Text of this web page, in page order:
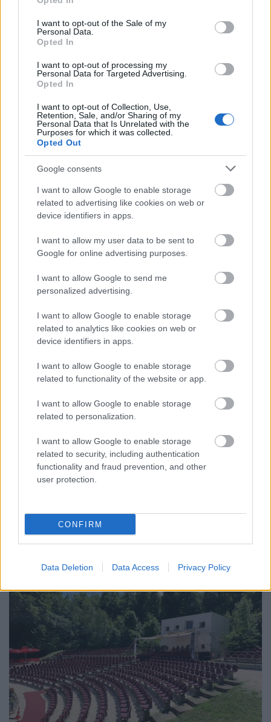
use your data for below specified purposes in below Google
consent section.
I want to opt-out of the Sale of my
Personal Data.
Opted In
I want to opt-out of processing my
Personal Data for Targeted Advertising.
Opted In
I want to opt-out of Collection, Use,
Retention, Sale, and/or Sharing of my
Personal Data that Is Unrelated with the
Purposes for which it was collected.
Opted Out
Google consents
I want to allow Google to enable storage
related to advertising like cookies on web or
device identifiers in apps.
I want to allow my user data to be sent to
Google for online advertising purposes.
I want to allow Google to send me
personalized advertising.
I want to allow Google to enable storage
related to analytics like cookies on web or
device identifiers in apps.
I want to allow Google to enable storage
related to functionality of the website or app.
I want to allow Google to enable storage
related to personalization.
I want to allow Google to enable storage
related to security, including authentication
functionality and fraud prevention, and other
user protection.
CONFIRM
Data Deletion Data Access Privacy Policy
TáncPark - Nyáresti táncélmény
élőben
mtothorsi•2020. június 24.
táncok júliusban Buda legnagyobb, ikonikus
rendezvényhelyszínén, a Millenárison.
Kaszás Attila-díj - elindult a
közönségszavazás
2020. június 23.
Csankó Zoltánra (Győri Nemzeti Színház), Földes
Tamásra (Budapesti Operettszínház) és ...